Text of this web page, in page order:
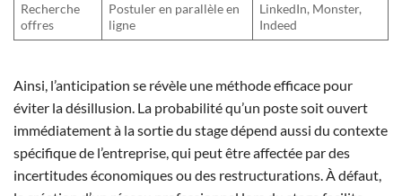
Recherche
offres
Postuler en parallèle en
ligne
LinkedIn, Monster,
Indeed
Ainsi, l’anticipation se révèle une méthode efficace pour
éviter la désillusion. La probabilité qu’un poste soit ouvert
immédiatement à la sortie du stage dépend aussi du contexte
spécifique de l’entreprise, qui peut être affectée par des
incertitudes économiques ou des restructurations. À défaut,